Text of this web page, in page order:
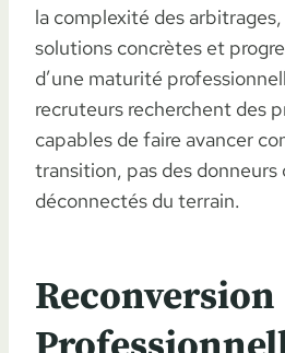
la complexité des
solutions concrètes et
d’une maturité
recruteurs recherchent des
capables de faire avancer
transition, pas des donneurs
déconnectés du terrain.
Reconversion